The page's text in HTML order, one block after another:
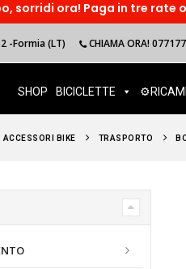
in tre rate o accedi ad
-Formia (LT) CHIAMA ORA!
SHOP BICICLETTE
ACCESSORI BIKE TRASPORTO